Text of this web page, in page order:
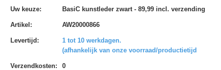
Uw keuze: BasiC kunstleder zwart - 89,99 incl. verzending
Artikel: AW20000866
Levertijd:
1 tot 10 werkdagen.
(afhankelijk van onze voorraad/productietijd
Verzendkosten: 0